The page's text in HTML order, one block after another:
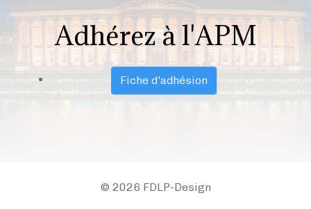
Adhérez à l'APM
Fiche d'adhésion
© 2026 FDLP-Design